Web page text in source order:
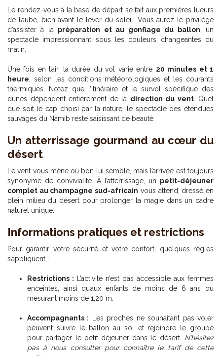
Le rendez-vous à la base de départ se fait aux premières lueurs
de l’aube, bien avant le lever du soleil. Vous aurez le privilège
d’assister à la préparation et au gonflage du ballon , un
spectacle impressionnant sous les couleurs changeantes du
matin.
Une fois en l’air, la durée du vol varie entre 20 minutes et 1
heure , selon les conditions météorologiques et les courants
thermiques. Notez que l’itinéraire et le survol spécifique des
dunes dépendent entièrement de la direction du vent. Quel
que soit le cap choisi par la nature, le spectacle des étendues
sauvages du Namib reste saisissant de beauté.
Un atterrissage gourmand au cœur du
désert
Le vent vous mène où bon lui semble, mais l’arrivée est toujours
synonyme de convivialité. À l’atterrissage, un petit-déjeuner
complet au champagne sud-africain vous attend, dressé en
plein milieu du désert pour prolonger la magie dans un cadre
naturel unique.
Informations pratiques et restrictions
Pour garantir votre sécurité et votre confort, quelques règles
s’appliquent :
Restrictions : L’activité n’est pas accessible aux femmes
enceintes, ainsi qu’aux enfants de moins de 6 ans ou
mesurant moins de 1,20 m.
Accompagnants : Les proches ne souhaitant pas voler
peuvent suivre le ballon au sol et rejoindre le groupe
pour partager le petit-déjeuner dans le désert. N’hésitez
pas à nous consulter pour connaître le tarif de cette